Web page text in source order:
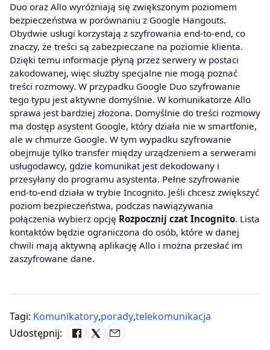
Duo oraz Allo wyróżniają się zwiększonym poziomem
bezpieczeństwa w porównaniu z Google Hangouts.
Obydwie usługi korzystają z szyfrowania end-to-end, co
znaczy, że treści są zabezpieczane na poziomie klienta.
Dzięki temu informacje płyną przez serwery w postaci
zakodowanej, więc służby specjalne nie mogą poznać
treści rozmowy. W przypadku Google Duo szyfrowanie
tego typu jest aktywne domyślnie. W komunikatorze Allo
sprawa jest bardziej złożona. Domyślnie do treści rozmowy
ma dostęp asystent Google, który działa nie w smartfonie,
ale w chmurze Google. W tym wypadku szyfrowanie
obejmuje tylko transfer między urządzeniem a serwerami
usługodawcy, gdzie komunikat jest dekodowany i
przesyłany do programu asystenta. Pełne szyfrowanie
end-to-end działa w trybie Incognito. Jeśli chcesz zwiększyć
poziom bezpieczeństwa, podczas nawiązywania
połączenia wybierz opcję Rozpocznij czat Incognito. Lista
kontaktów będzie ograniczona do osób, które w danej
chwili mają aktywną aplikację Allo i można przesłać im
zaszyfrowane dane.
Tagi: Komunikatory,porady,telekomunikacja
Udostępnij: